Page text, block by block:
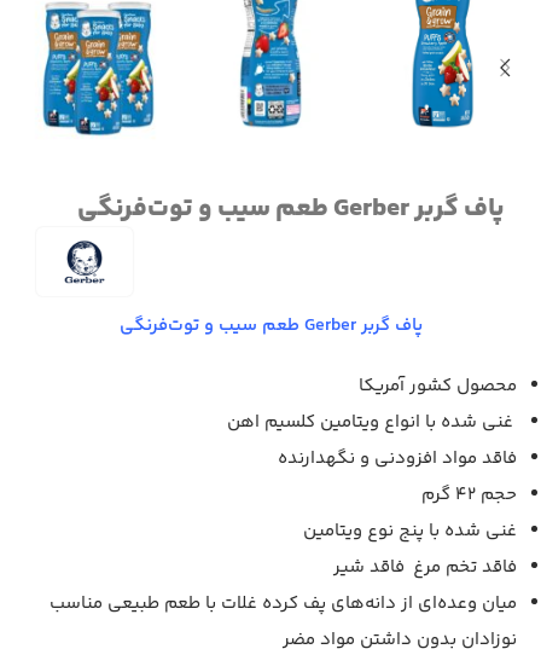
پاف گربر Gerber طعم سیب و توت‌فرنگی
پاف گربر Gerber طعم سیب و توت‌فرنگی
محصول کشور آمریکا
غنی شده با انواع ویتامین کلسیم اهن
فاقد مواد افزودنی و نگهدارنده
حجم 42 گرم
غنی شده با پنج نوع ویتامین
فاقد تخم مرغ فاقد شیر
میان وعده‌ای از دانه‌های پف کرده غلات با طعم طبیعی مناسب
نوزادان بدون داشتن مواد مضر